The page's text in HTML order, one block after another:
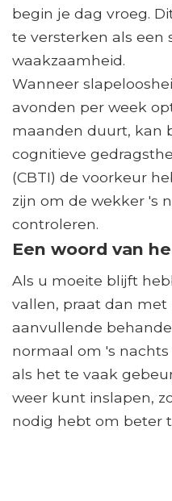
begin je dag vroeg.
te versterken als een
waakzaamheid.
Wanneer
avonden per week
maanden duurt, kan
cognitieve
(CBTI) de voorkeur
zijn om de wekker 's
controleren.
Een woord van
Als u moeite blijft
vallen, praat dan met
aanvullende
normaal om 's
als het te vaak
weer kunt inslapen,
nodig hebt om beter